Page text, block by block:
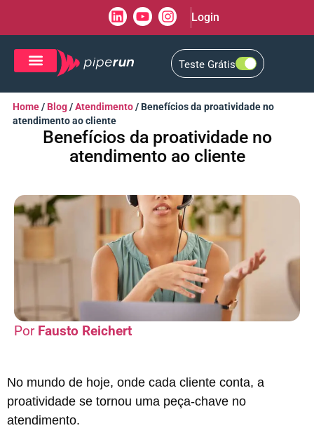
Login
Teste Grátis
Home/ Blog/Atendimento/Benefícios da proatividade no
atendimento ao cliente
Benefícios da proatividade no
atendimento ao cliente
Fausto Reichert
No mundo de hoje, onde cada cliente conta, a
proatividade se tornou uma peça-chave no
atendimento.